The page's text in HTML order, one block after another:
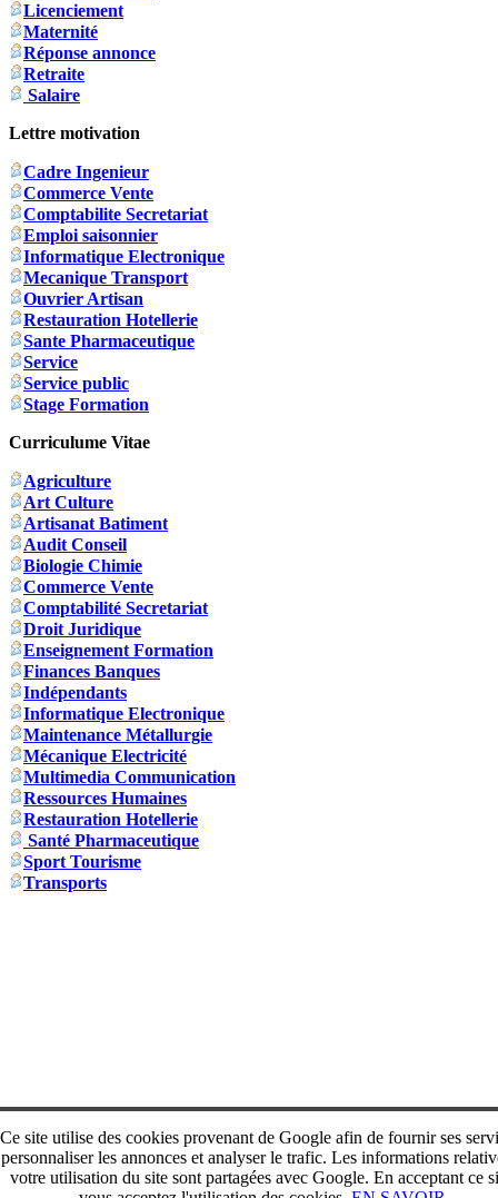
Licenciement
Maternité
Réponse annonce
Retraite
Salaire
Lettre motivation
Cadre Ingenieur
Commerce Vente
Comptabilite Secretariat
Emploi saisonnier
Informatique Electronique
Mecanique Transport
Ouvrier Artisan
Restauration Hotellerie
Sante Pharmaceutique
Service
Service public
Stage Formation
Curriculume Vitae
Agriculture
Art Culture
Artisanat Batiment
Audit Conseil
Biologie Chimie
Commerce Vente
Comptabilité Secretariat
Droit Juridique
Enseignement Formation
Finances Banques
Indépendants
Informatique Electronique
Maintenance Métallurgie
Mécanique Electricité
Multimedia Communication
Ressources Humaines
Restauration Hotellerie
Santé Pharmaceutique
Sport Tourisme
Transports
Ce site utilise des cookies provenant de Google afin de fournir ses
personnaliser les annonces et analyser le trafic. Les informations
votre utilisation du site sont partagées avec Google. En acceptant ce